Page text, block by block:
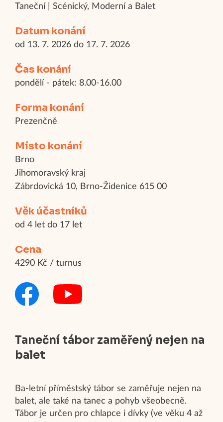
Taneční | Scénický, Moderní a Balet
Datum konání
od 13. 7. 2026 do 17. 7. 2026
Čas konání
pondělí - pátek: 8.00-16.00
Forma konání
Prezenčně
Místo konání
Brno
Jihomoravský kraj
Zábrdovická 10, Brno-Židenice 615 00
Věk účastníků
od 4 let do 17 let
Cena
4290 Kč / turnus
Taneční tábor zaměřený nejen na
balet
Ba-letní příměstský tábor se zaměřuje nejen na
balet, ale také na tanec a pohyb všeobecně.
Tábor je určen pro chlapce i dívky (ve věku 4 až